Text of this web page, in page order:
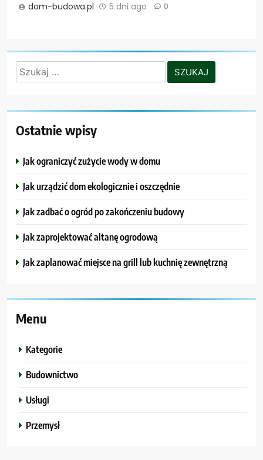
dom-budowa.pl 5 dni ago 0
Szukaj:
Ostatnie wpisy
Jak ograniczyć zużycie wody w domu
Jak urządzić dom ekologicznie i oszczędnie
Jak zadbać o ogród po zakończeniu budowy
Jak zaprojektować altanę ogrodową
Jak zaplanować miejsce na grill lub kuchnię zewnętrzną
Menu
Kategorie
Budownictwo
Usługi
Przemysł